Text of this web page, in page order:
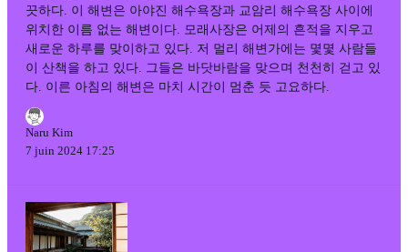
끗하다. 이 해변은 아야진 해수욕장과 교암리 해수욕장 사이에
위치한 이름 없는 해변이다. 모래사장은 어제의 흔적을 지우고
새로운 하루를 맞이하고 있다. 저 멀리 해변가에는 몇몇 사람들
이 산책을 하고 있다. 그들은 바닷바람을 맞으며 천천히 걷고 있
다. 이른 아침의 해변은 마치 시간이 멈춘 듯 고요하다.
Naru Kim
7 juin 2024 17:25